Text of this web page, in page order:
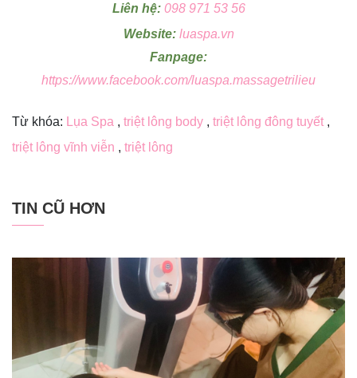
Liên hệ: 098 971 53 56
Website: luaspa.vn
Fanpage:
https://www.facebook.com/luaspa.massagetrilieu
Từ khóa: Lụa Spa , triệt lông body , triệt lông đông tuyết ,
triệt lông vĩnh viễn , triệt lông
TIN CŨ HƠN